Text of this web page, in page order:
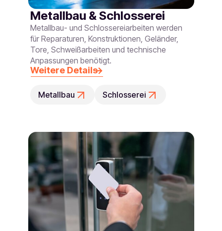
Metallbau & Schlosserei
Metallbau- und Schlossereiarbeiten werden
für Reparaturen, Konstruktionen, Geländer,
Tore, Schweißarbeiten und technische
Anpassungen benötigt.
Weitere Details
Metallbau Schlosserei